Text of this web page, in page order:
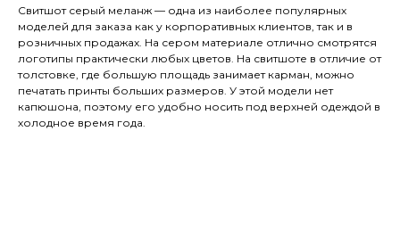
Свитшот серый меланж — одна из наиболее популярных
моделей для заказа как у корпоративных клиентов, так и в
розничных продажах. На сером материале отлично смотрятся
логотипы практически любых цветов. На свитшоте в отличие от
толстовке, где большую площадь занимает карман, можно
печатать принты больших размеров. У этой модели нет
капюшона, поэтому его удобно носить под верхней одеждой в
холодное время года.